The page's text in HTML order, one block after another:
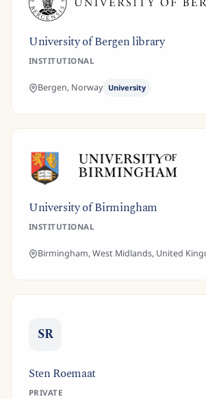
University of Bergen library
INSTITUTIONAL
Bergen, Norway University
University of Birmingham
INSTITUTIONAL
Birmingham, West Midlands, United
SR
Sten Roemaat
PRIVATE